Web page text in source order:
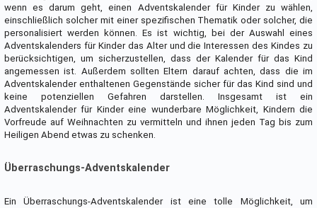
wenn es darum geht, einen Adventskalender für Kinder zu wählen,
einschließlich solcher mit einer spezifischen Thematik oder solcher, die
personalisiert werden können. Es ist wichtig, bei der Auswahl eines
Adventskalenders für Kinder das Alter und die Interessen des Kindes zu
berücksichtigen, um sicherzustellen, dass der Kalender für das Kind
angemessen ist. Außerdem sollten Eltern darauf achten, dass die im
Adventskalender enthaltenen Gegenstände sicher für das Kind sind und
keine potenziellen Gefahren darstellen. Insgesamt ist ein
Adventskalender für Kinder eine wunderbare Möglichkeit, Kindern die
Vorfreude auf Weihnachten zu vermitteln und ihnen jeden Tag bis zum
Heiligen Abend etwas zu schenken.
Überraschungs-Adventskalender
Ein Überraschungs-Adventskalender ist eine tolle Möglichkeit, um